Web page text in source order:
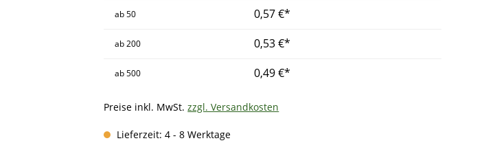
ab50 0,57 €*
ab200 0,53 €*
ab500 0,49 €*
Preise inkl. MwSt.zzgl. Versandkosten
Lieferzeit: 4 - 8 Werktage